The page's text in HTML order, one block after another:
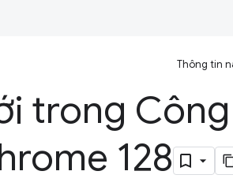
Thông tin
trong
128